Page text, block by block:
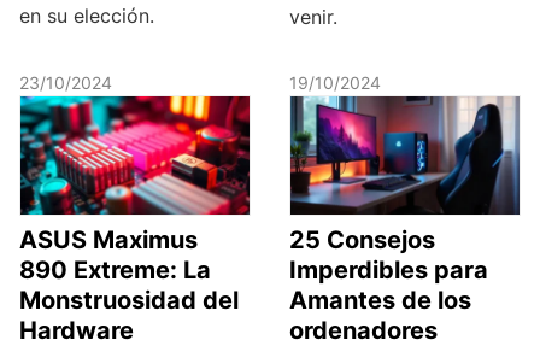
en su elección.
venir.
23/10/2024
ASUS Maximus
890 Extreme: La
Monstruosidad del
Hardware
19/10/2024
25 Consejos
Imperdibles para
Amantes de los
ordenadores